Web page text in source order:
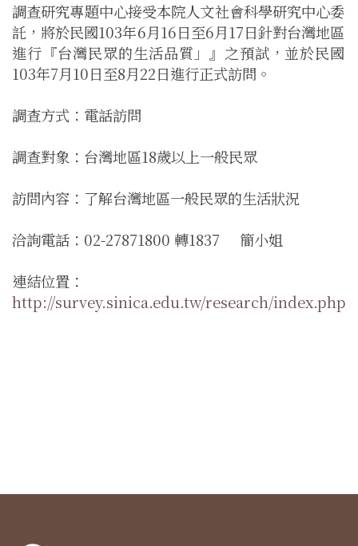
調查研究專題中心接受本院人文社會科學研究中心委
託，將於民國103年6月16日至6月17日針對台灣地區
進行『台灣民眾的生活品質」
』之預試，並於民國
103年7月10日至8月22日進行正式訪問。
調查方式：電話訪問
調查對象：台灣地區18歲以上一般民眾
訪問內容：了解台灣地區一般民眾的生活狀況
洽詢電話： 02-27871800 轉1837
簡小姐
連結位置：
http://survey.sinica.edu.tw/research/index.php